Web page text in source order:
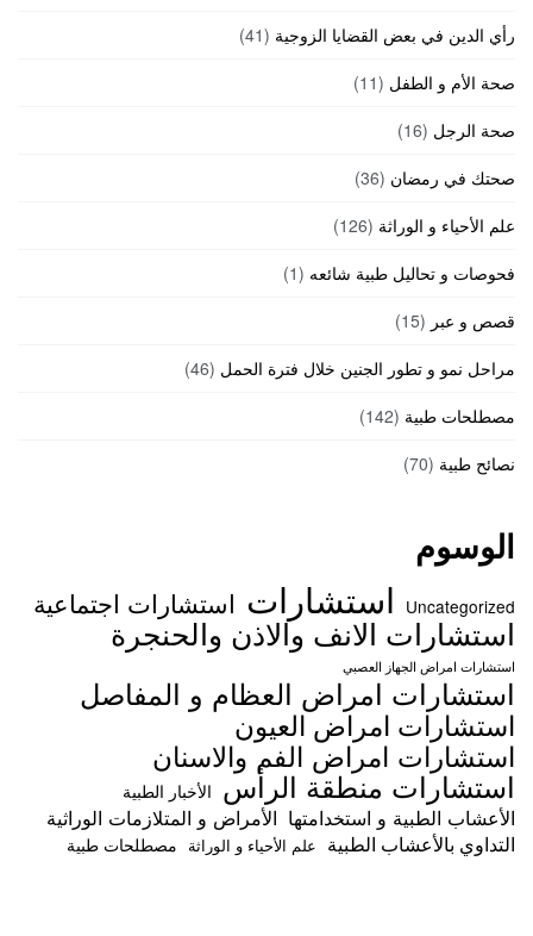
رأي الدين في بعض القضايا الزوجية (41)
صحة الأم و الطفل (11)
صحة الرجل (16)
صحتك في رمضان (36)
علم الأحياء و الوراثة (126)
فحوصات و تحاليل طبية شائعه (1)
قصص و عبر (15)
مراحل نمو و تطور الجنين خلال فترة الحمل (46)
مصطلحات طبية (142)
نصائح طبية (70)
الوسوم
Uncategorized استشارات استشارات اجتماعية
استشارات الانف والاذن والحنجرة
استشارات امراض الجهاز العصبي
استشارات امراض العظام و المفاصل
استشارات امراض العيون
استشارات امراض الفم والاسنان
استشارات منطقة الرأس الأخبار الطبية
الأعشاب الطبية و استخدامتها الأمراض و المتلازمات الوراثية
التداوي بالأعشاب الطبية علم الأحياء و الوراثة مصطلحات طبية